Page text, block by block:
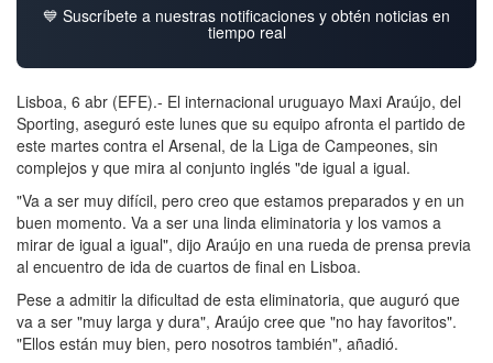
💙 Suscríbete a nuestras notificaciones y obtén noticias en
tiempo real
Lisboa, 6 abr (EFE).- El internacional uruguayo Maxi Araújo, del
Sporting, aseguró este lunes que su equipo afronta el partido de
este martes contra el Arsenal, de la Liga de Campeones, sin
complejos y que mira al conjunto inglés "de igual a igual.
"Va a ser muy difícil, pero creo que estamos preparados y en un
buen momento. Va a ser una linda eliminatoria y los vamos a
mirar de igual a igual", dijo Araújo en una rueda de prensa previa
al encuentro de ida de cuartos de final en Lisboa.
Pese a admitir la dificultad de esta eliminatoria, que auguró que
va a ser "muy larga y dura", Araújo cree que "no hay favoritos".
"Ellos están muy bien, pero nosotros también", añadió.